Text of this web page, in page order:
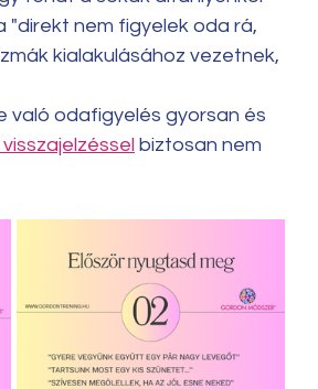
nem figyelek oda rá,
kialakulásához vezetnek,
való odafigyelés gyorsan és
biztosan nem